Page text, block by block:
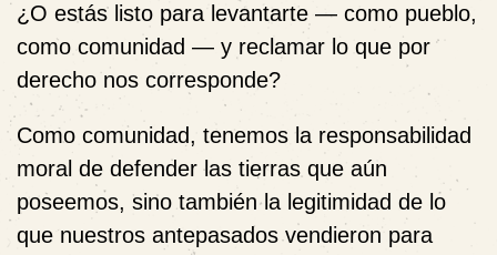
¿ O estás listo para levantarte — como pueblo,
como comunidad — y reclamar lo que por
derecho nos corresponde?
Como comunidad, tenemos la responsabilidad
moral de defender las tierras que aún
poseemos, sino también la legitimidad de lo
que nuestros antepasados vendieron para